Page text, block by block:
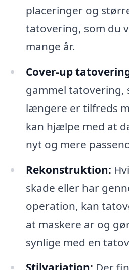
placeringer og
tatovering, som du
mange år.
Cover-up
gammel tatovering,
længere er tilfreds
kan hjælpe med at
nyt og mere
Rekonstruktion:
skade eller har
operation, kan
at maskere ar og
synlige med en